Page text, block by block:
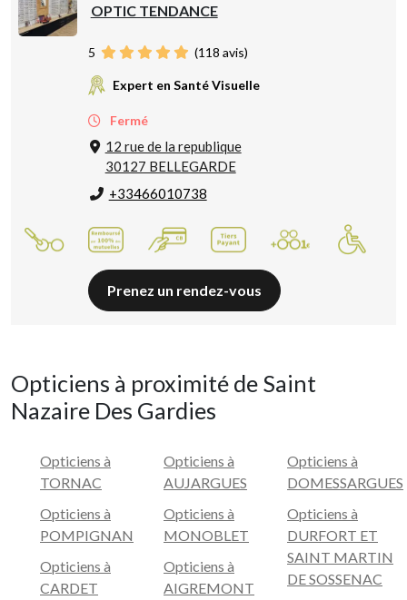
OPTIC TENDANCE
5 (118 avis)
Expert en Santé Visuelle
Fermé
12 rue de la republique
30127 BELLEGARDE
+33466010738
Prenez un rendez-vous
Opticiens à proximité de Saint
Nazaire Des Gardies
Opticiens à
TORNAC
Opticiens à
POMPIGNAN
Opticiens à
CARDET
Opticiens à
AUJARGUES
Opticiens à
MONOBLET
Opticiens à
AIGREMONT
Opticiens à
DOMESSARGUES
Opticiens à
DURFORT ET
SAINT MARTIN
DE SOSSENAC